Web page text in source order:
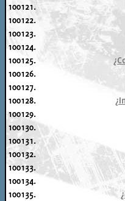
100121.
100122.
100123.
100124.
100125.
100126.
100127.
100128.
100129.
100130.
100131.
100132.
100133.
100134.
100135.